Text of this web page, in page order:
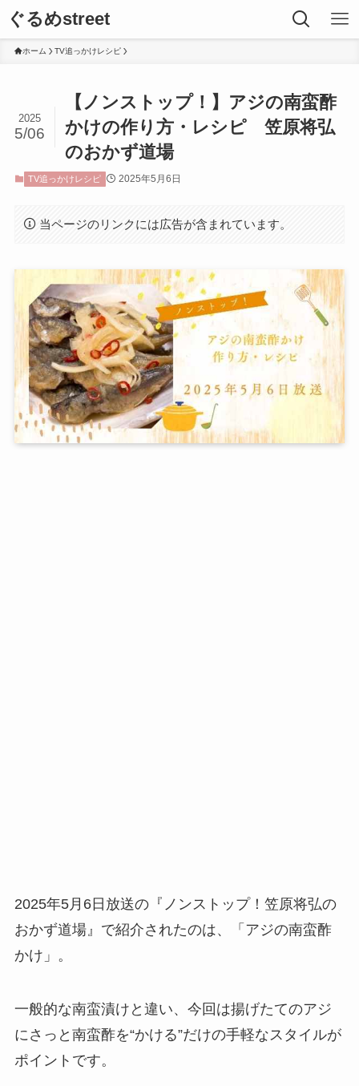
ぐるめstreet
ホーム TV追っかけレシピ
【ノンストップ！】アジの南蛮酢
かけの作り方・レシピ 笠原将弘
のおかず道場
2025
5/06
TV追っかけレシピ 2025年5月6日
当ページのリンクには広告が含まれています。
2025年5月6日放送の『ノンストップ！笠原将弘の
おかず道場』で紹介されたのは、「アジの南蛮酢
かけ」。
一般的な南蛮漬けと違い、今回は揚げたてのアジ
にさっと南蛮酢を“かける”だけの手軽なスタイルが
ポイントです。